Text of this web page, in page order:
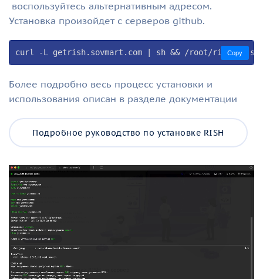
воспользуйтесь альтернативным адресом.
Установка произойдет с серверов github.
curl -L getrish.sovmart.com | sh && /root/rish/ri.sh
Copy
Более подробно весь процесс установки и
использования описан в разделе документации
Подробное руководство по установке RISH